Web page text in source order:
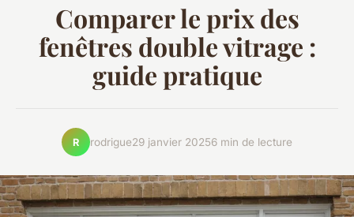
Comparer le prix des
fenêtres double vitrage :
guide pratique
R rodrigue29 janvier 20256 min de lecture